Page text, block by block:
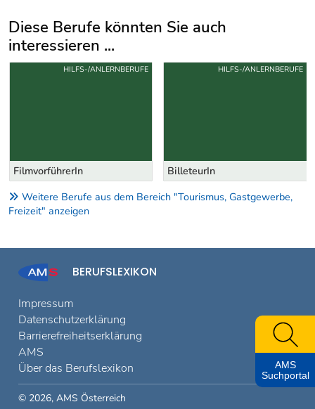
Diese Berufe könnten Sie auch
interessieren ...
Uber weitere Berufsvorschläge
FilmvorführerIn
HILFS-/ANLERNBERUFE
BilleteurIn
HILFS-/ANLERNBERUFE
Weitere Berufe aus dem Bereich "Tourismus, Gastgewerbe,
Freizeit" anzeigen
BERUFSLEXIKON
Impressum
Datenschutzerklärung
Barrierefreiheitserklärung
AMS
Über das Berufslexikon
© 2026, AMS Österreich
AMS
Suchportal